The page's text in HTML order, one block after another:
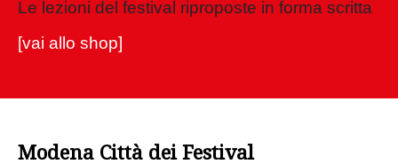
Le lezioni del festival riproposte in forma scritta